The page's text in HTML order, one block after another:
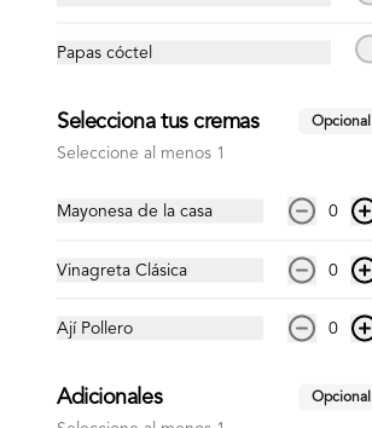
arroz o quinua, lechuga hidropónica,
S/ 30.00
Hamburguesa con queso cheddar,
Papas cóctel
Selecciona tus cremas Opcional
Seleccione al menos 1
Mayonesa de la casa 0
Vinagreta Clásica 0
Ají Pollero 0
Adicionales Opcional